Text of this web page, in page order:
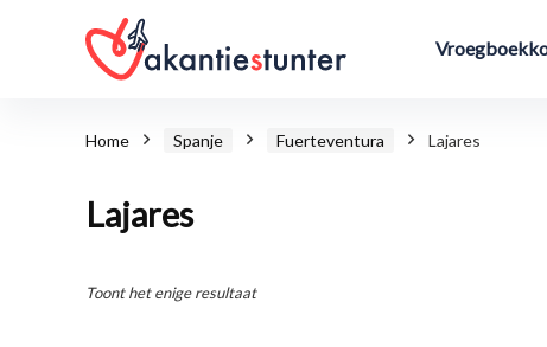
Home Spanje Fuerteventura Lajares
Lajares
Toont het enige resultaat